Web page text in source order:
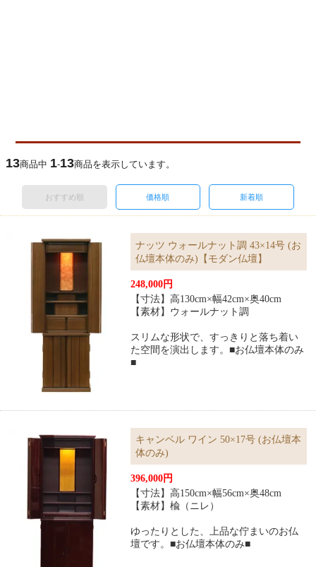
13商品中 1-13商品を表示しています。
おすすめ順 価格順 新着順
ナッツ ウォールナット調 43×14号 (お
仏壇本体のみ)【モダン仏壇】
248,000円
【寸法】高130cm×幅42cm×奥40cm
【素材】ウォールナット調
スリムな形状で、すっきりと落ち着い
た空間を演出します。■お仏壇本体のみ
■
キャンベル ワイン 50×17号 (お仏壇本
体のみ)
396,000円
【寸法】高150cm×幅56cm×奥48cm
【素材】楡（ニレ）
ゆったりとした、上品な佇まいのお仏
壇です。■お仏壇本体のみ■